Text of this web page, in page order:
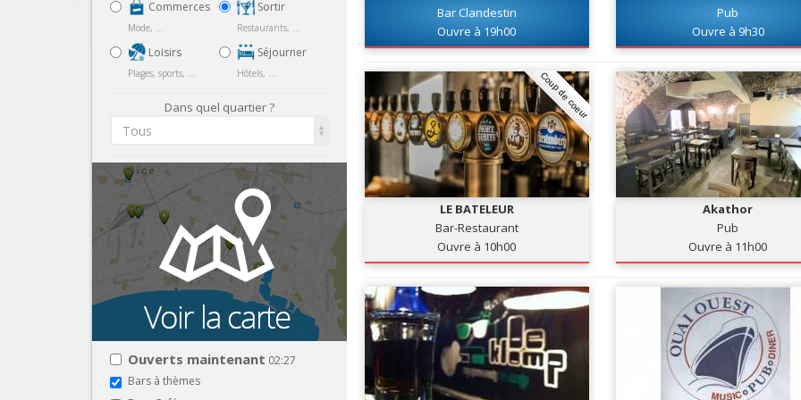
Commerces
Mode, ...
Loisirs
Plages, sports, ...
Sortir
Restaurants, ...
Séjourner
Hôtels, ...
Dans quel quartier ?
Tous
Ouverts maintenant 02:27
Bars à thèmes
Bar Clandestin
Ouvre à 19h00
Pub
Ouvre à 9h30
Coup de coeur
LE BATELEUR
Bar-Restaurant
Ouvre à 10h00
Akathor
Pub
Ouvre à 11h00